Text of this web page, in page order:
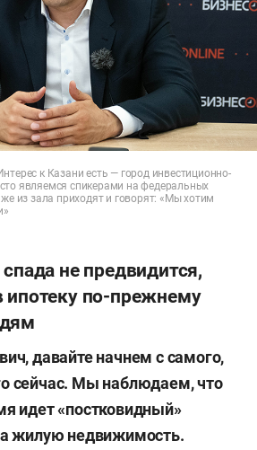
к Казани есть — город инвестиционно-
являемся спикерами на федеральных
из зала приходят и говорят: «Мы хотим
не предвидится,
ипотеку по-прежнему
давайте начнем с самого,
сейчас. Мы наблюдаем, что
идет «постковидный»
жилую недвижимость.